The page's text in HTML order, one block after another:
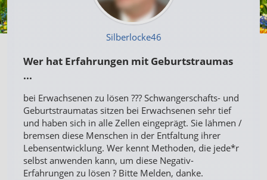
Silberlocke46
Wer hat Erfahrungen mit Geburtstraumas
...
bei Erwachsenen zu lösen ??? Schwangerschafts- und
Geburtstraumatas sitzen bei Erwachsenen sehr tief
und haben sich in alle Zellen eingeprägt. Sie lähmen /
bremsen diese Menschen in der Entfaltung ihrer
Lebensentwicklung. Wer kennt Methoden, die jede*r
selbst anwenden kann, um diese Negativ-
Erfahrungen zu lösen ? Bitte Melden, danke.